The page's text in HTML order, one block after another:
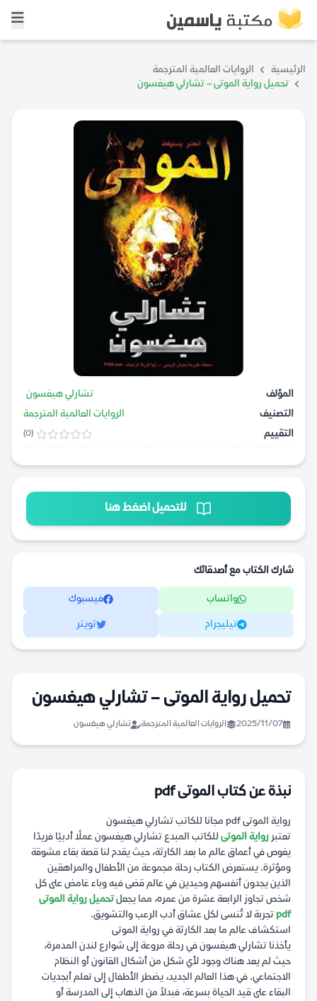
الرئيسية
الروايات العالمية المترجمة
تحميل رواية الموتى – تشارلي هيغسون
المؤلف
تشارلي هيغسون
التصنيف
الروايات العالمية المترجمة
التقييم
(0)
للتحميل اضغط هنا
شارك الكتاب مع أصدقائك
واتساب فيسبوك
تيليجرام تويتر
تحميل رواية الموتى – تشارلي هيغسون
2025/11/07 الروايات العالمية المترجمة تشارلي هيغسون
نبذة عن كتاب الموتى pdf
رواية الموتى pdf مجانا للكاتب تشارلي هيغسون
تعتبر رواية الموتى للكاتب المبدع تشارلي هيغسون عملًا أدبيًا فريدًا
يغوص في أعماق عالم ما بعد الكارثة، حيث يقدم لنا قصة بقاء مشوقة
ومؤثرة. يستعرض الكتاب رحلة مجموعة من الأطفال والمراهقين
الذين يجدون أنفسهم وحيدين في عالم قضى فيه وباء غامض على كل
شخص تجاوز الرابعة عشرة من عمره، مما يجعلتحميل رواية الموتى
pdf تجربة لا تُنسى لكل عشاق أدب الرعب والتشويق.
استكشاف عالم ما بعد الكارثة في رواية الموتى
يأخذنا تشارلي هيغسون في رحلة مروعة إلى شوارع لندن المدمرة،
حيث لم يعد هناك وجود لأي شكل من أشكال القانون أو النظام
الاجتماعي. في هذا العالم الجديد، يضطر الأطفال إلى تعلم أبجديات
البقاء على قيد الحياة بسرعة، فبدلاً من الذهاب إلى المدرسة أو